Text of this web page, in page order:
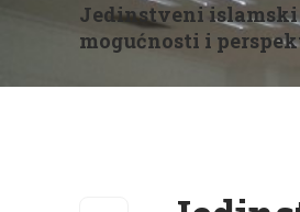
Jedinstveni
mogućnosti i